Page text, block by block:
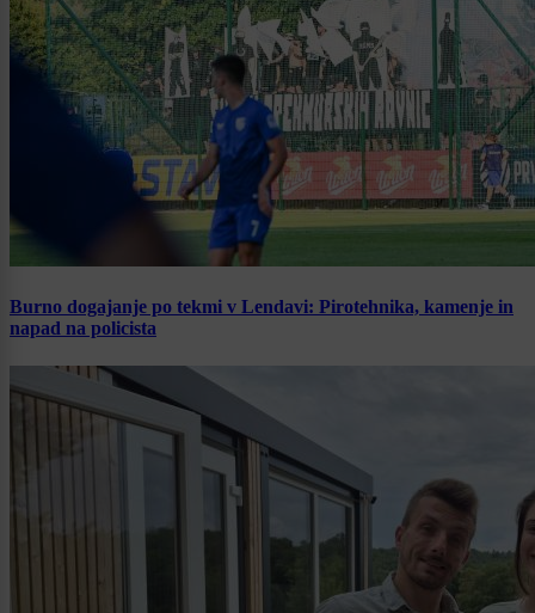
Burno dogajanje po tekmi v Lendavi: Pirotehnika, kamenje in
napad na policista